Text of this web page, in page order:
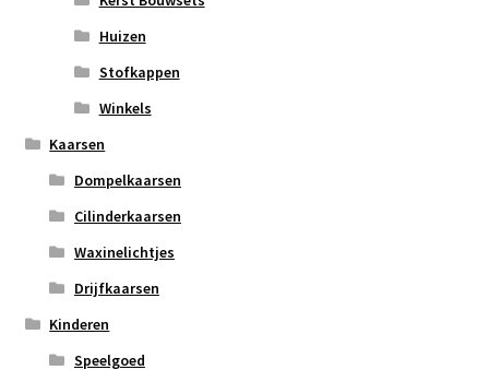
Huizen
Stofkappen
Winkels
Kaarsen
Dompelkaarsen
Cilinderkaarsen
Waxinelichtjes
Drijfkaarsen
Kinderen
Speelgoed